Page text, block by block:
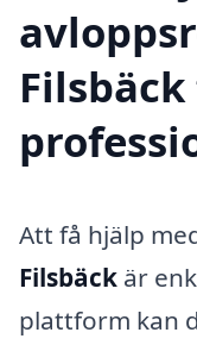
Att få hjälp
Filsbäck är
plattform kan